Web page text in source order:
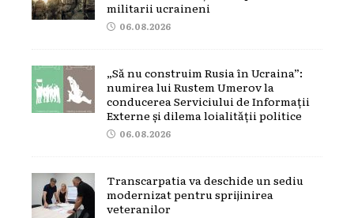
militarii ucraineni
06.08.2026
„Să nu construim Rusia în Ucraina”:
numirea lui Rustem Umerov la
conducerea Serviciului de Informații
Externe și dilema loialității politice
06.08.2026
Transcarpatia va deschide un sediu
modernizat pentru sprijinirea
veteranilor